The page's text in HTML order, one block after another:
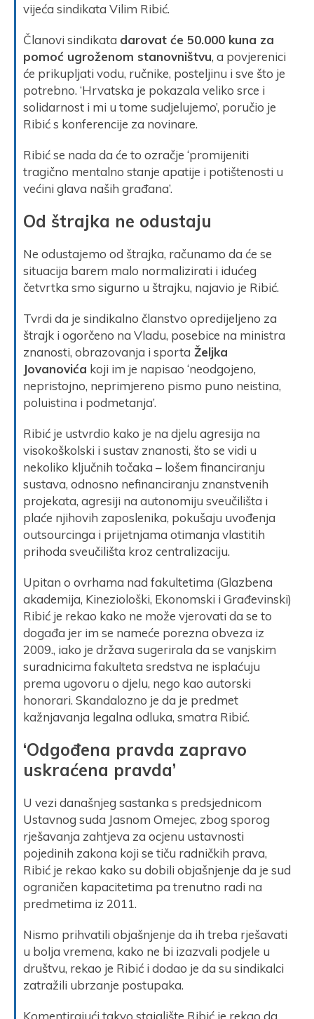
vijeća sindikata Vilim Ribić.
Članovi sindikata darovat će 50.000 kuna za
pomoć ugroženom stanovništvu, a povjerenici
će prikupljati vodu, ručnike, posteljinu i sve što je
potrebno. ‘Hrvatska je pokazala veliko srce i
solidarnost i mi u tome sudjelujemo’, poručio je
Ribić s konferencije za novinare.
Ribić se nada da će to ozračje ‘promijeniti
tragično mentalno stanje apatije i potištenosti u
većini glava naših građana’.
Od štrajka ne odustaju
Ne odustajemo od štrajka, računamo da će se
situacija barem malo normalizirati i idućeg
četvrtka smo sigurno u štrajku, najavio je Ribić.
Tvrdi da je sindikalno članstvo opredijeljeno za
štrajk i ogorčeno na Vladu, posebice na ministra
znanosti, obrazovanja i sporta Željka
Jovanovića koji im je napisao ‘neodgojeno,
nepristojno, neprimjereno pismo puno neistina,
poluistina i podmetanja’.
Ribić je ustvrdio kako je na djelu agresija na
visokoškolski i sustav znanosti, što se vidi u
nekoliko ključnih točaka – lošem financiranju
sustava, odnosno nefinanciranju znanstvenih
projekata, agresiji na autonomiju sveučilišta i
plaće njihovih zaposlenika, pokušaju uvođenja
outsourcinga i prijetnjama otimanja vlastitih
prihoda sveučilišta kroz centralizaciju.
Upitan o ovrhama nad fakultetima (Glazbena
akademija, Kineziološki, Ekonomski i Građevinski)
Ribić je rekao kako ne može vjerovati da se to
događa jer im se nameće porezna obveza iz
2009., iako je država sugerirala da se vanjskim
suradnicima fakulteta sredstva ne isplaćuju
prema ugovoru o djelu, nego kao autorski
honorari. Skandalozno je da je predmet
kažnjavanja legalna odluka, smatra Ribić.
‘Odgođena pravda zapravo
uskraćena pravda’
U vezi današnjeg sastanka s predsjednicom
Ustavnog suda Jasnom Omejec, zbog sporog
rješavanja zahtjeva za ocjenu ustavnosti
pojedinih zakona koji se tiču radničkih prava,
Ribić je rekao kako su dobili objašnjenje da je sud
ograničen kapacitetima pa trenutno radi na
predmetima iz 2011.
Nismo prihvatili objašnjenje da ih treba rješavati
u bolja vremena, kako ne bi izazvali podjele u
društvu, rekao je Ribić i dodao je da su sindikalci
zatražili ubrzanje postupaka.
Komentirajući takvo stajalište Ribić je rekao da